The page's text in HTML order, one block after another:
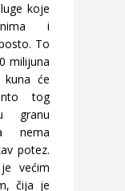
koje
i
To
milijuna
će
tog
granu
nema
potez.
većim
čija je